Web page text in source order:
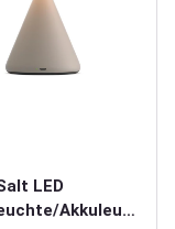
LED
Akkuleuc